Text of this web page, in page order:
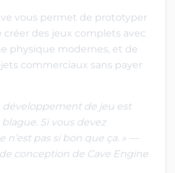
vous permet de prototyper
créer des jeux complets avec
physique modernes, et de
commerciaux sans payer
développement de jeu est
Si vous devez
n’est pas si bon que ça. » —
conception de Cave Engine